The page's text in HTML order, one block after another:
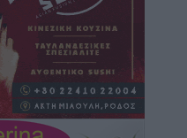
για το 9ο
Festival